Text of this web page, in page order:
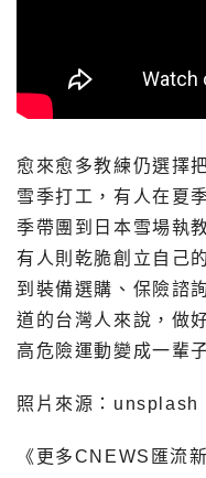
愈來愈多教練仍選擇
雪季打工，有人在夏
季帶團到日本雪場執
有人則乾脆創立自己
到裝備選購、保險諮
道的台灣人來說，做
高危險運動變成一輩
照片來源：unsplash
《更多CNEWS匯流